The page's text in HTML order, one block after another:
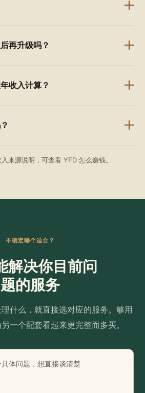
再升级吗？
收入计算？
来源说明，可查看 YFD 怎么赚钱。
不确定哪个适合？
解决你目前问
题的服务
什么，就直接选对应的服务。够用
一个配套看起来更完整而多买。
体问题，想直接谈清楚